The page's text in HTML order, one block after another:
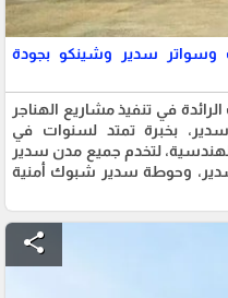
وسواتر سدير وشينكو بجودة
في تنفيذ مشاريع الهناجر
بخبرة تمتد لسنوات في
لتخدم جميع مدن سدير
وحوطة سدير شبوك أمنية
share